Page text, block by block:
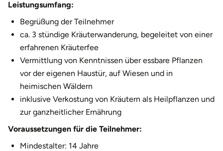
Leistungsumfang:
Begrüßung der Teilnehmer
ca. 3 stündige Kräuterwanderung, begeleitet von einer
erfahrenen Kräuterfee
Vermittlung von Kenntnissen über essbare Pflanzen
vor der eigenen Haustür, auf Wiesen und in
heimischen Wäldern
inklusive Verkostung von Kräutern als Heilpflanzen und
zur ganzheitlicher Ernährung
Voraussetzungen für die Teilnehmer:
Mindestalter: 14 Jahre
Fürstenfeldbruck
Fürth
Geiselwind
Gelnhausen
Gersfeld